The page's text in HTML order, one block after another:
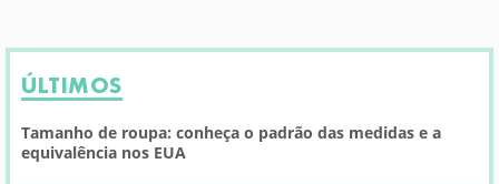
ÚLTIMOS
Tamanho de roupa: conheça o padrão das medidas e a
equivalência nos EUA